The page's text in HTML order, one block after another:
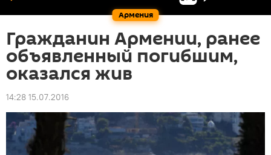
Армения
Гражданин Армении, ранее
объявленный погибшим,
оказался жив
14:28 15.07.2016